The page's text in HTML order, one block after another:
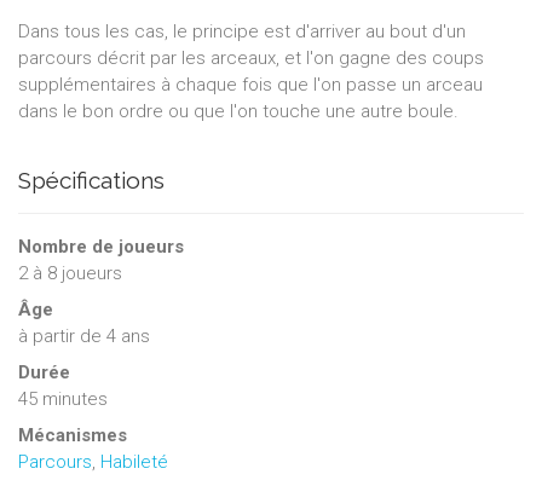
Dans tous les cas, le principe est d'arriver au bout d'un
parcours décrit par les arceaux, et l'on gagne des coups
supplémentaires à chaque fois que l'on passe un arceau
dans le bon ordre ou que l'on touche une autre boule.
Spécifications
Nombre de joueurs
2à 8 joueurs
Âge
à partir de 4 ans
Durée
45 minutes
Mécanismes
Parcours, Habileté